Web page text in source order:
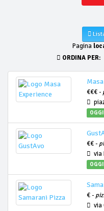
Pagina
ORDINA PER:
€€€ -
€€ -
via
€ -
via